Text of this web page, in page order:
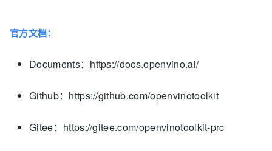
官方文档：
Documents：https://docs.openvino.ai/
Github：https://github.com/openvinotoolkit
Gitee：https://gitee.com/openvinotoolkit-prc